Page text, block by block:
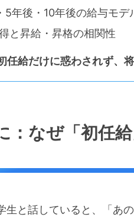
5年後・10年後の給与モデ
と昇給・昇格の相関性
任給だけに惑わされず、
：なぜ「初任
生と話していると、「あ